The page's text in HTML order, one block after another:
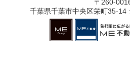
〒260-
千葉県千葉市中央区栄町35-14